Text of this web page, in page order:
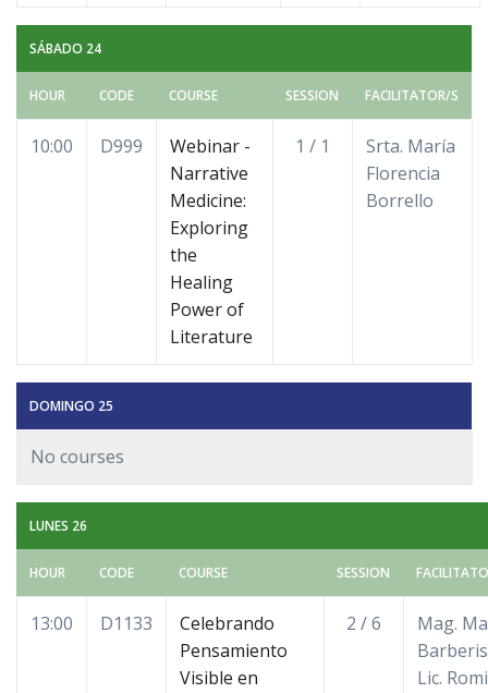
SÁBADO 24
HOUR CODE COURSE SESSION FACILITATOR/S
10:00 D999
Webinar -
Narrative
Medicine:
Exploring
the
Healing
Power of
Literature
1 / 1
Srta. María
Florencia
Borrello
DOMINGO 25
No courses
LUNES 26
HOUR CODE COURSE SESSION
13:00 D1133
Celebrando
Pensamiento
Visible en
2 / 6
Mag.
Lic.